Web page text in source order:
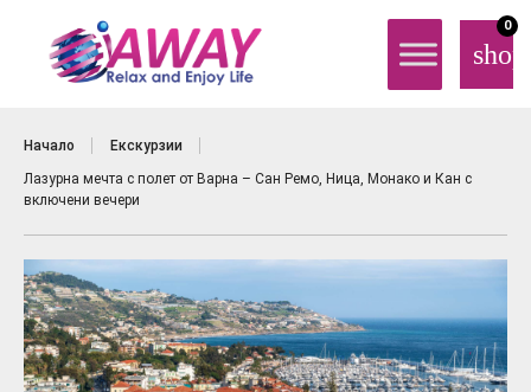
0
Начало
Екскурзии
Лазурна мечта с полет от Варна – Сан Ремо, Ница, Монако и Кан с
включени вечери